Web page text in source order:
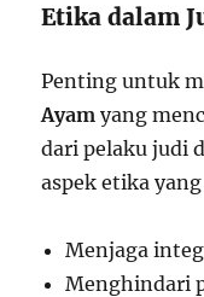
Etika dalam
Penting untuk
Ayam yang
dari pelaku judi
aspek etika
Menjaga
Menghindari